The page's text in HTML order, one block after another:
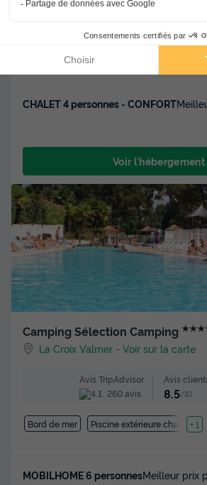
Avis TripAdvisor
CHALET 4 personnes - CONFORT
Voir l'hébergement
Camping Sélection Camping
La Croix Valmer -Voir sur la carte
Avis TripAdvisor
260 avis
Avis
8.5/10
Bord de mer Piscine extérieure chauffée
+ 1
MOBILHOME 6 personnesMeilleur prix